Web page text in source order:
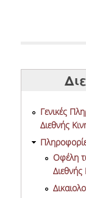
Γενικές
Διεθνής
Οφέλη
Διεθνής